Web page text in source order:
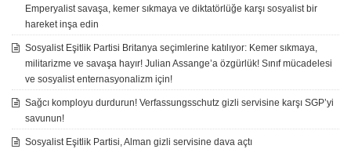
Emperyalist savaşa, kemer sıkmaya ve diktatörlüğe karşı sosyalist bir
hareket inşa edin
Sosyalist Eşitlik Partisi Britanya seçimlerine katılıyor: Kemer sıkmaya,
militarizme ve savaşa hayır! Julian Assange’a özgürlük! Sınıf mücadelesi
ve sosyalist enternasyonalizm için!
Sağcı komployu durdurun! Verfassungsschutz gizli servisine karşı SGP’yi
savunun!
Sosyalist Eşitlik Partisi, Alman gizli servisine dava açtı